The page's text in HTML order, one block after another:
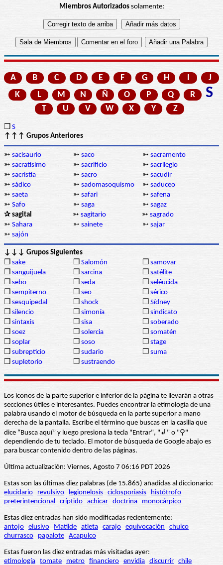
Miembros Autorizadossolamente:
A B C D E F G H I
J
K
L M N Ñ O P Q R S
T U V W X Y Z
❒ S
↑↑↑ Grupos Anteriores
➳ sacisaurio ➳ saco ➳ sacramento
➳ sacratísimo ➳ sacrificio ➳ sacrilegio
➳ sacristía ➳ sacro ➳ sacudir
➳ sádico ➳ sadomasoquismo ➳ saduceo
➳ saeta ➳ safari ➳ safena
➳ Safo ➳ saga ➳ sagaz
✰ sagital
➳ sagitario ➳ sagrado
➳ Sahara ➳ sainete ➳ sajar
➳ sajón
↓↓↓ Grupos Siguientes
❒ sake ❒ Salomón ❒ samovar
❒ sanguijuela ❒ sarcina ❒ satélite
❒ sebo ❒ seda ❒ seléucida
❒ sempiterno ❒ seo ❒ sérico
❒ sesquipedal ❒ shock ❒ Sídney
❒ silencio ❒ simonía ❒ sindicato
❒ sintaxis ❒ sisa ❒ soberado
❒ soez ❒ solercia ❒ somatén
❒ soplar ❒ soso ❒ stage
❒ subrepticio ❒ sudario ❒ suma
❒ supletorio ❒ sustraendo
Los iconos de la parte superior e inferior de la página te llevarán a otras
secciones útiles e interesantes. Puedes encontrar la etimología de una
palabra usando el motor de búsqueda en la parte superior a mano
derecha de la pantalla. Escribe el término que buscas en la casilla que
dice “Busca aquí” y luego presiona la tecla "Entrar", "↲" o "⚲"
dependiendo de tu teclado. El motor de búsqueda de Google abajo es
para buscar contenido dentro de las páginas.
Última actualización: Viernes, Agosto 7 06:16 PDT 2026
Estas son las últimas diez palabras (de 15.865) añadidas al diccionario:
elucidario
revulsivo legionelosis ciclosporiasis
histótrofo
preterintencional críptido achicar doctrina monocárpico
Estas diez entradas han sido modificadas recientemente:
antojo elusivo Matilde atleta carajo equivocación
chuico
churrasco
papalote Acapulco
Estas fueron las diez entradas más visitadas ayer:
etimología tomate metro financiero envidia discurrir chile